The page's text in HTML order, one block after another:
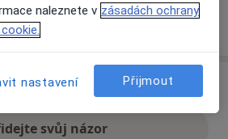
Více
svůj názor
naleznete v zásadách ochrany
nastavení Přijmout